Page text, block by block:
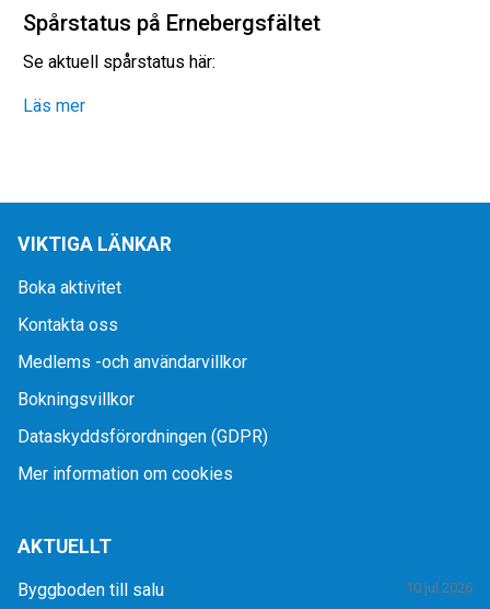
Spårstatus på Ernebergsfältet
Se aktuell spårstatus här:
Läs mer
VIKTIGA LÄNKAR
Boka aktivitet
Kontakta oss
Medlems -och användarvillkor
Bokningsvillkor
Dataskyddsförordningen (GDPR)
Mer information om cookies
AKTUELLT
Byggboden till salu 10 jul 2026